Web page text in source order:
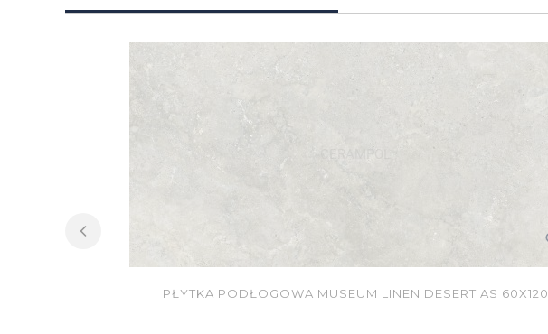
PŁYTKA PODŁOGOWA MUSEUM LINEN DESERT AS 60X120